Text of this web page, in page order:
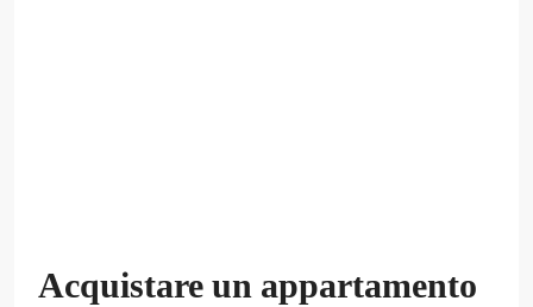
Acquistare un appartamento